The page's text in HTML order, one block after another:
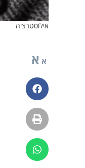
אילוסטרציה
א א
פייסבוק
הדפסה
ווטסאפ